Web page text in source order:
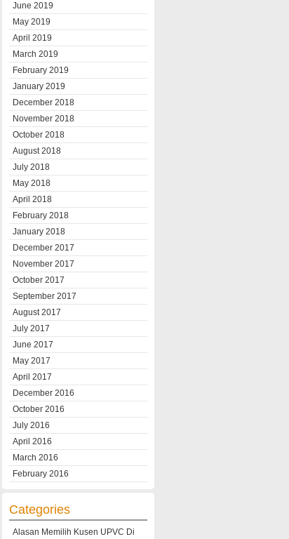
June 2019
May 2019
April 2019
March 2019
February 2019
January 2019
December 2018
November 2018
October 2018
August 2018
July 2018
May 2018
April 2018
February 2018
January 2018
December 2017
November 2017
October 2017
September 2017
August 2017
July 2017
June 2017
May 2017
April 2017
December 2016
October 2016
July 2016
April 2016
March 2016
February 2016
Categories
Alasan Memilih Kusen UPVC Di